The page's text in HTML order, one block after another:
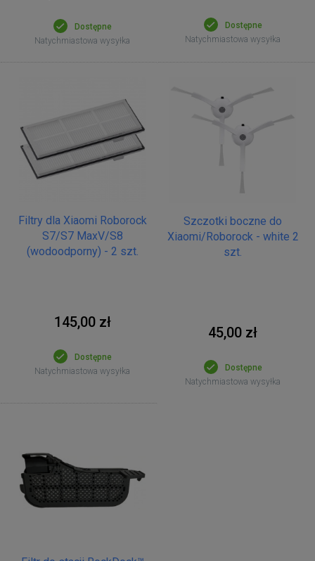
Dostępne
Natychmiastowa wysyłka
Dostępne
Natychmiastowa wysyłka
Filtry dla Xiaomi Roborock
S7/S7 MaxV/S8
(wodoodporny) - 2 szt.
145,00 zł
Dostępne
Natychmiastowa wysyłka
Szczotki boczne do
Xiaomi/Roborock - white 2
szt.
45,00 zł
Dostępne
Natychmiastowa wysyłka